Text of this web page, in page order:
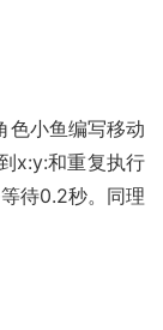
色小鱼编写移动
x:y:和重复执行
待0.2秒。同理